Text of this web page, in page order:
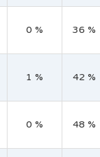
0 % 36 %
1 % 42 %
0 % 48 %